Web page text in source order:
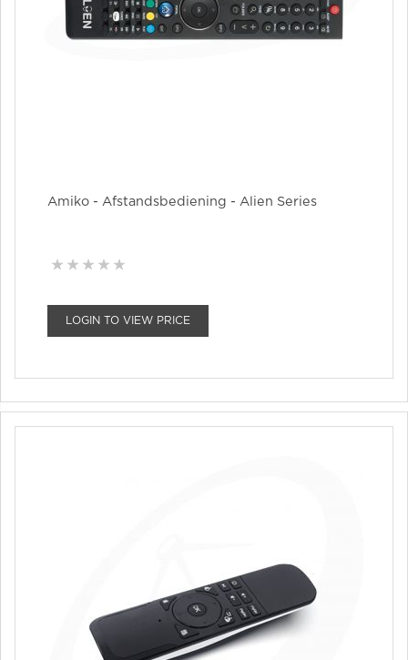
Amiko - Afstandsbediening - Alien Series
LOGIN TO VIEW PRICE